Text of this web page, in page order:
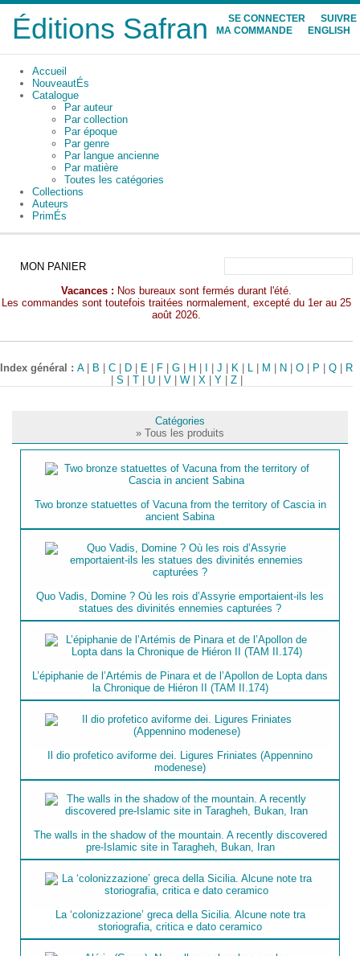
Éditions Safran SE CONNECTER
SUIVRE
MA COMMANDE
ENGLISH
Accueil
NouveautÉs
Catalogue
Par auteur
Par collection
Par époque
Par genre
Par langue ancienne
Par matière
Toutes les catégories
Collections
Auteurs
PrimÉs
MON PANIER
Vacances : Nos bureaux sont fermés durant l'été.
Les commandes sont toutefois traitées normalement, excepté du 1er au 25
août 2026.
Index général :A| B |C D E F |G H |J K L M N |O P |Q
R
S T| U| V| W| X| Y| Z|
Catégories
» Tous les produits
Two bronze statuettes of Vacuna from the territory of Cascia in
ancient Sabina
Quo Vadis, Domine ? Où les rois d’Assyrie emportaient-ils les
statues des divinités ennemies capturées ?
L’épiphanie de l’Artémis de Pinara et de l’Apollon de Lopta dans
la Chronique de Hiéron II (TAM II.174)
Il dio profetico aviforme dei. Ligures Friniates (Appennino
modenese)
The walls in the shadow of the mountain. A recently discovered
pre-Islamic site in Taragheh, Bukan, Iran
La ‘colonizzazione’ greca della Sicilia. Alcune note tra
storiografia, critica e dato ceramico